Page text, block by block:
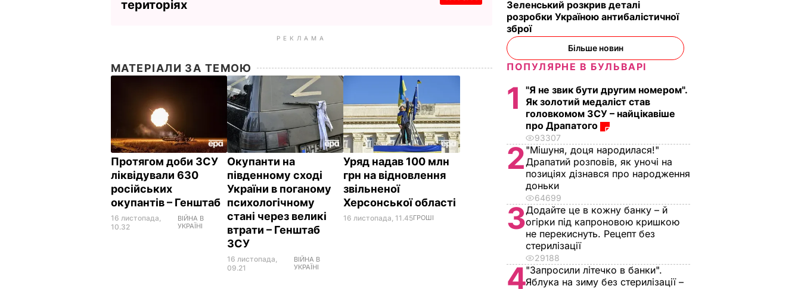
територіях
РЕКЛАМА
МАТЕРІАЛИ ЗА ТЕМОЮ
Протягом доби ЗСУ
ліквідували 630
російських
окупантів – Генштаб
16 листопада,
10.32
ВІЙНА В
УКРАЇНІ
Окупанти на
південному сході
України в поганому
психологічному
стані через великі
втрати – Генштаб
ЗСУ
16 листопада,
09.21
ВІЙНА В
УКРАЇНІ
Уряд надав 100 млн
грн на відновлення
звільненої
Херсонської області
16 листопада, 11.45ГРОШІ
Зеленський розкрив деталі
розробки Україною антибалістичної
зброї
Більше новин
ПОПУЛЯРНЕ В БУЛЬВАРІ
1
"Я не звик бути другим номером".
Як золотий медаліст став
головкомом ЗСУ – найцікавіше
про Драпатого
93307
2 "Мішуня, доця народилася!"
Драпатий розповів, як уночі на
позиціях дізнався про народження
доньки
64699
3Додайте це в кожну банку – й
огірки під капроновою кришкою
не перекиснуть. Рецепт без
стерилізації
29188
4"Запросили літечко в банки".
Яблука на зиму без стерилізації –